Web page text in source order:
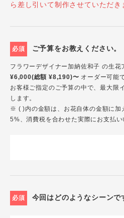
ら差し引いて制作させていただき
必須 ご予算をお教えください。
フラワーデザイナー加納佐和子 の生
¥6,000(総額 ¥8,190)〜 オーダー可能
お客様ご指定のご予算の中で、最大限
します。
※ ( )内の金額は、お花自体の金額に加
5%、消費税を合わせた実際にお支払い
必須 今回はどのようなシーンで